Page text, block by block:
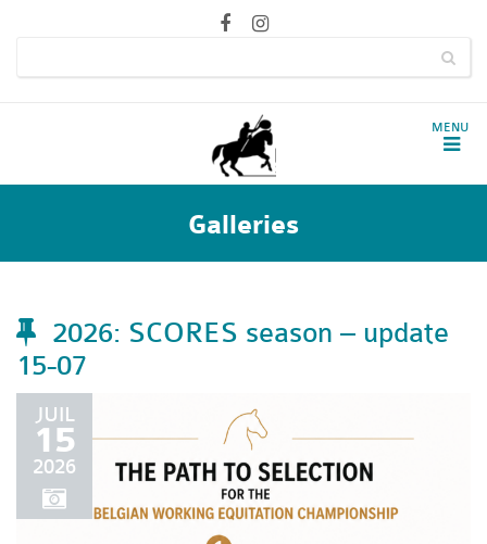
Galleries
2026: SCORES season – update
15-07
JUIL
15
2026